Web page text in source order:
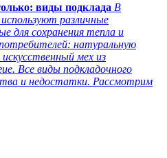
виды подклада В
различные
для сохранения тепла и
натуральную
мех из
Все виды подкладочного
и недостатки. Рассмотрим